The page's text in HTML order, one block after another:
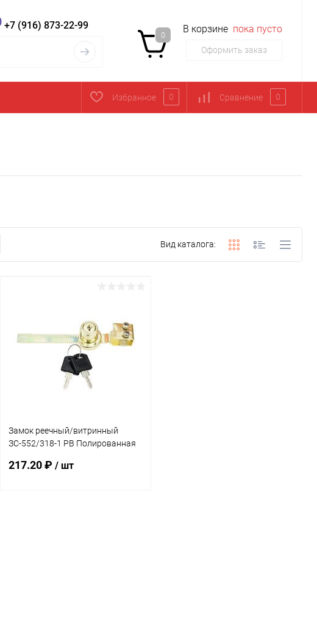
+7 (916) 873-22-99
0
В корзине пока пусто
Оформить заказ
Избранное 0 Сравнение 0
Вид каталога:
Замок реечный/витринный
ЗС-552/318-1 PB Полированная
217.20 ₽ / шт